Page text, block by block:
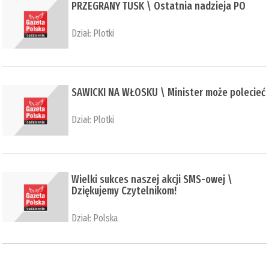
PRZEGRANY TUSK \ Ostatnia nadzieja PO
Dział: Plotki
SAWICKI NA WŁOSKU \ Minister może polecieć
Dział: Plotki
Wielki sukces naszej akcji SMS-owej \
Dziękujemy Czytelnikom!
Dział: Polska